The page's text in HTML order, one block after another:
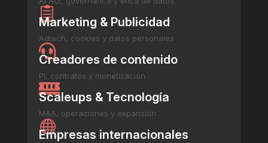

Marketing & Publicidad
Adtech, cookies y datos personales

Creadores de contenido
PI, contratos y monetización

Scaleups & Tecnología
M&A, operaciones y expansión

Empresas internacionales